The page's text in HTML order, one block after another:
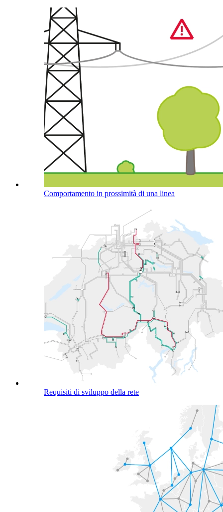
Comportamento in prossimità di una linea
Requisiti di sviluppo della rete